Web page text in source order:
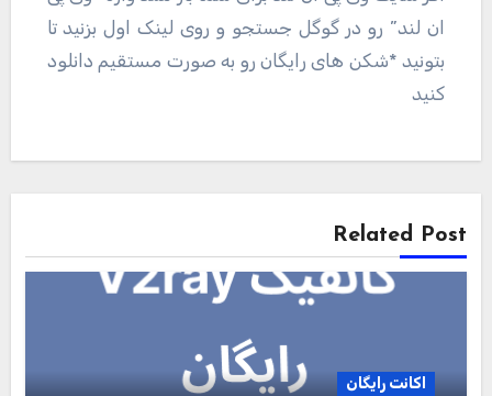
ان لند” رو در گوگل جستجو و روی لینک اول بزنید تا
بتونید *شکن های رایگان رو به صورت مستقیم دانلود
کنید
راهبری
Related Post
اکانت رایگان